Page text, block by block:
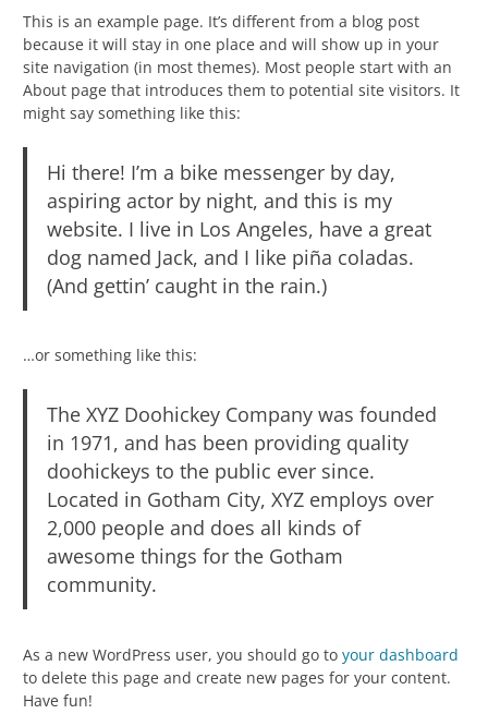
This is an example page. It’s different from a blog post
because it will stay in one place and will show up in your
site navigation (in most themes). Most people start with an
About page that introduces them to potential site visitors. It
might say something like this:
Hi there! I’m a bike messenger by day,
aspiring actor by night, and this is my
website. I live in Los Angeles, have a great
dog named Jack, and I like piña coladas.
(And gettin’ caught in the rain.)
…or something like this:
The XYZ Doohickey Company was founded
in 1971, and has been providing quality
doohickeys to the public ever since.
Located in Gotham City, XYZ employs over
2,000 people and does all kinds of
awesome things for the Gotham
community.
As a new WordPress user, you should go to your dashboard
to delete this page and create new pages for your content.
Have fun!